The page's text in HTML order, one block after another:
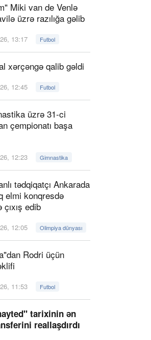
Miki van de Venlə
üzrə razılığa gəlib
13:17 Futbol
xərçəngə qalib gəldi
12:45 Futbol
üzrə 31-ci
çempionatı başa
12:23 Gimnastika
tədqiqatçı Ankarada
elmi konqresdə
edib
12:05 Olimpiya dünyası
Rodri üçün
11:53 Futbol
tarixinin ən
reallaşdırdı